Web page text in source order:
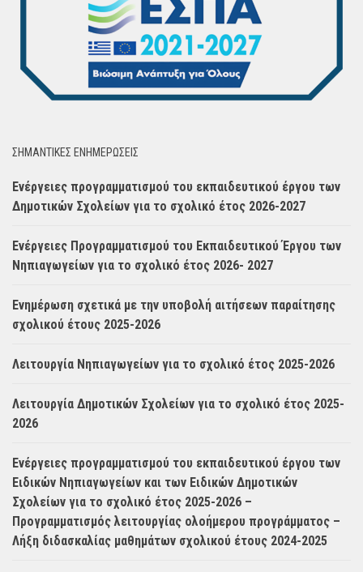
ΣΗΜΑΝΤΙΚΈΣ ΕΝΗΜΈΡΩΣΕΙΣ
Ενέργειες προγραμματισμού του εκπαιδευτικού έργου των
Δημοτικών Σχολείων για το σχολικό έτος 2026-2027
Ενέργειες Προγραμματισμού του Εκπαιδευτικού Έργου των
Νηπιαγωγείων για το σχολικό έτος 2026- 2027
Ενημέρωση σχετικά με την υποβολή αιτήσεων παραίτησης
σχολικού έτους 2025-2026
Λειτουργία Νηπιαγωγείων για το σχολικό έτος 2025-2026
Λειτουργία Δημοτικών Σχολείων για το σχολικό έτος 2025-
2026
Ενέργειες προγραμματισμού του εκπαιδευτικού έργου των
Ειδικών Νηπιαγωγείων και των Ειδικών Δημοτικών
Σχολείων για το σχολικό έτος 2025-2026 –
Προγραμματισμός λειτουργίας ολοήμερου προγράμματος –
Λήξη διδασκαλίας μαθημάτων σχολικού έτους 2024-2025